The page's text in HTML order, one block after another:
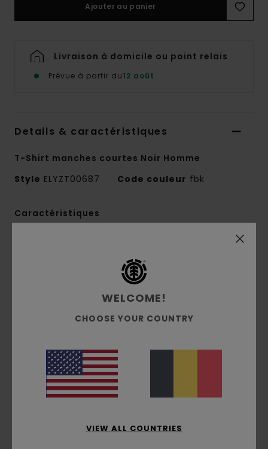
Ajouter au panier
Livraison à domicile ou point relais
Prévue à partir du12 août
Details & caractéristiques
T-Shirt manches courtes Noir Homme
Style ELYZT00687 Code couleur fbk
Caractéristiques
jersey [180 g/m2]
Technique d'impression :impression à l'eau
Position de l'imprimé :avant et dos
Composition [Matière principale] 100% coton
biologique
Livraison & Retours
WELCOME!
CHOOSE YOUR COUNTRY
VIEW ALL COUNTRIES